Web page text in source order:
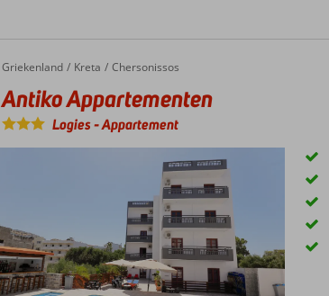
Home
Griekenland Kreta Chersonissos
Antiko Appartementen
Antiko Appartementen
Logies-Appartement